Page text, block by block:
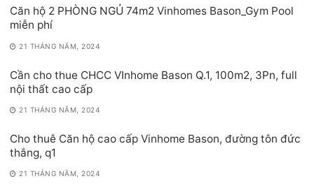
Căn hộ 2 PHÒNG NGỦ 74m2 Vinhomes Bason_Gym Pool
miễn phí
21 THÁNG NĂM, 2024
Cần cho thue CHCC VInhome Bason Q.1, 100m2, 3Pn, full
nội thất cao cấp
21 THÁNG NĂM, 2024
Cho thuê Căn hộ cao cấp Vinhome Bason, đường tôn đức
thắng, q1
21 THÁNG NĂM, 2024